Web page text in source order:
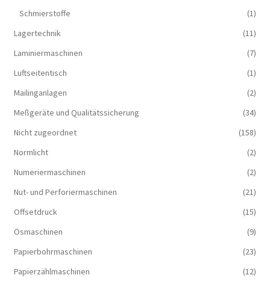
Schmierstoffe
(1)
Lagertechnik
(11)
Laminiermaschinen
(7)
Luftseitentisch
(1)
Mailinganlagen
(2)
Meßgeräte und Qualitätssicherung
(34)
Nicht zugeordnet
(158)
Normlicht
(2)
Numeriermaschinen
(2)
Nut- und Perforiermaschinen
(21)
Offsetdruck
(15)
Ösmaschinen
(9)
Papierbohrmaschinen
(23)
Papierzählmaschinen
(12)